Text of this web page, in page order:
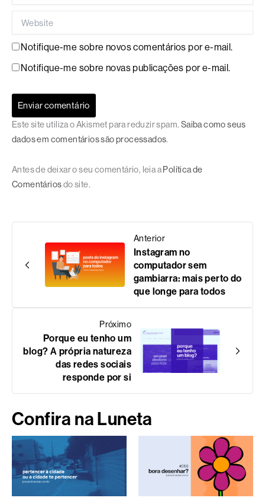
Notifique-me sobre novos comentários por e-mail.
Notifique-me sobre novas publicações por e-mail.
Este site utiliza o Akismet para reduzir spam. Saiba como seus
dados em comentários são processados.
Antes de deixar o seu comentário, leia a Política de
Comentáriosdo site.
Anterior
Instagram no
computador sem
gambiarra: mais perto do
que longe para todos
Próximo
Porque eu tenho um
blog? A própria natureza
das redes sociais
responde por si
Confira na Luneta